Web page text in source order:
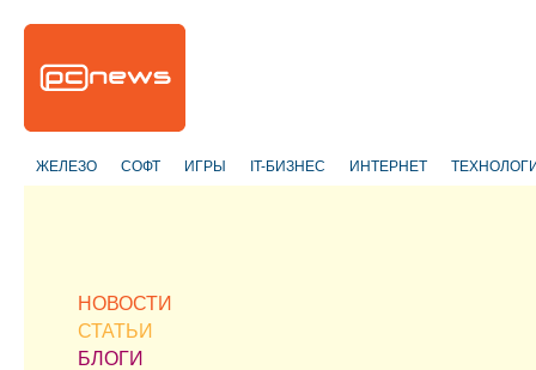
ЖЕЛЕЗО СОФТ ИГРЫ IT-БИЗНЕС ИНТЕРНЕТ
НОВОСТИ
СТАТЬИ
БЛОГИ